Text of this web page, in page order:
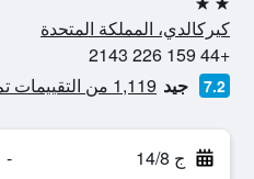
2 نجمتين
كيركالدي، المملكة المتحدة
+44 159 226 2143
7.2 جيد 1,119 من التقييمات تم التحقق منها
ج 14/8 -